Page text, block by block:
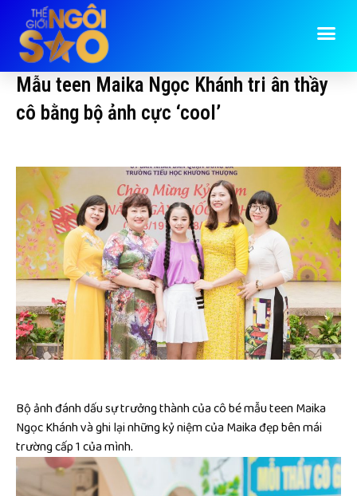
Mẫu teen Maika Ngọc Khánh tri ân thầy
cô bằng bộ ảnh cực ‘cool’
Bộ ảnh đánh dấu sự trưởng thành của cô bé mẫu teen Maika
Ngọc Khánh và ghi lại những kỷ niệm của Maika đẹp bên mái
trường cấp 1 của mình.